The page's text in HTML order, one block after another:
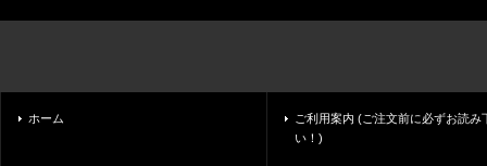
ホーム
ご利用案内 (ご注文前に必ずお読み
い！)